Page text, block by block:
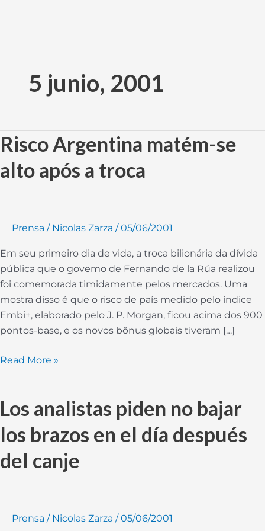
contenido5 junio, 2001
Risco Argentina matém-se
alto após a troca
Prensa / Nicolas Zarza /05/06/2001
Em seu primeiro dia de vida, a troca bilionária da dívida
pública que o govemo de Fernando de la Rúa realizou
foi comemorada timidamente pelos mercados. Uma
mostra disso é que o risco de país medido pelo índice
Embi+, elaborado pelo J. P. Morgan, ficou acima dos 900
pontos-base, e os novos bônus globais tiveram […]
Risco
Argentina
matém-
Read More »
Los analistas piden no bajar
los brazos en el día después
del canje
Prensa / Nicolas Zarza /05/06/2001
Los
analistas
piden
bajar